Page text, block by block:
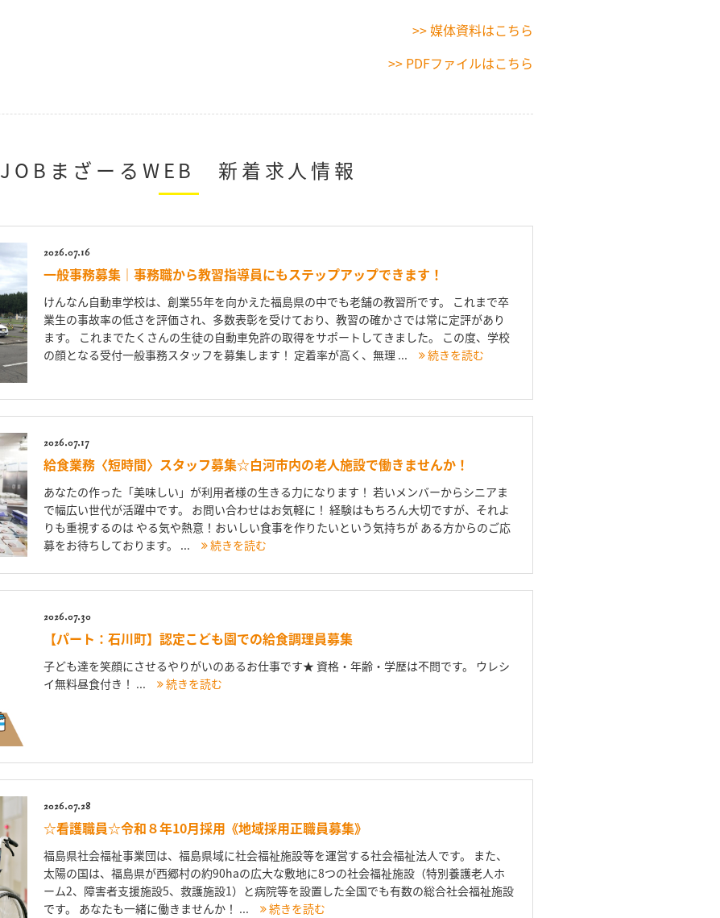
>> 媒体資料はこちら
>> PDFファイルはこちら
JOBまざーるWEB 新着求人情報
2026.07.16
一般事務募集｜事務職から教習指導員にもステップアップできます！
けんなん自動車学校は、創業55年を向かえた福島県の中でも老舗の教習所です。 これまで卒
業生の事故率の低さを評価され、多数表彰を受けており、教習の確かさでは常に定評があり
ます。 これまでたくさんの生徒の自動車免許の取得をサポートしてきました。 この度、学校
の顔となる受付一般事務スタッフを募集します！ 定着率が高く、無理 ... 続きを読む
2026.07.17
給食業務〈短時間〉スタッフ募集☆白河市内の老人施設で働きませんか！
あなたの作った「美味しい」が利用者様の生きる力になります！ 若いメンバーからシニアま
で幅広い世代が活躍中です。 お問い合わせはお気軽に！ 経験はもちろん大切ですが、それよ
りも重視するのは やる気や熱意！おいしい食事を作りたいという気持ちが ある方からのご応
募をお待ちしております。 ... 続きを読む
2026.07.30
【パート：石川町】認定こども園での給食調理員募集
子ども達を笑顔にさせるやりがいのあるお仕事です★ 資格・年齢・学歴は不問です。 ウレシ
イ無料昼食付き！ ... 続きを読む
2026.07.28
☆看護職員☆令和８年10月採用《地域採用正職員募集》
福島県社会福祉事業団は、福島県域に社会福祉施設等を運営する社会福祉法人です。 また、
太陽の国は、福島県が西郷村の約90haの広大な敷地に8つの社会福祉施設（特別養護老人ホ
ーム2、障害者支援施設5、救護施設1）と病院等を設置した全国でも有数の総合社会福祉施設
です。 あなたも一緒に働きませんか！ ... 続きを読む